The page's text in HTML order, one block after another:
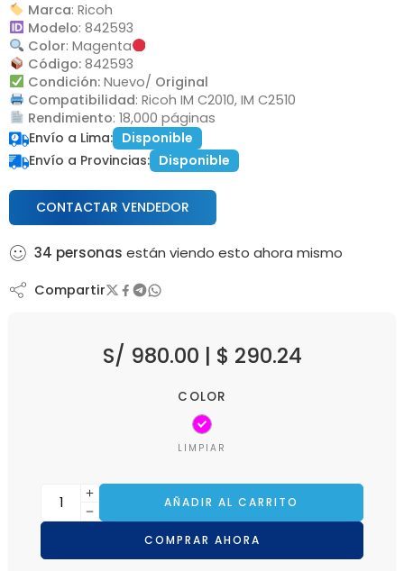
Marca: Ricoh
Modelo: 842593
Color: Magenta
Código:842593
Condición: Nuevo/ Original
Compatibilidad: Ricoh IM C2010, IM C2510
Rendimiento: 18,000 páginas
Envío a Lima: Disponible
Envío a Provincias: Disponible
CONTACTAR VENDEDOR
34 personas están viendo esto ahora mismo
Compartir
S/ 980.00 | $ 290.24
COLOR
LIMPIAR
AÑADIR AL CARRITO
COMPRAR AHORA